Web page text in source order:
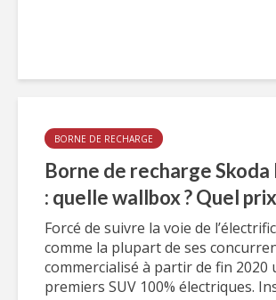
BORNE DE RECHARGE
Borne de recharge Skoda
: quelle wallbox ? Quel
Forcé de suivre la voie de
comme la plupart de ses
commercialisé à partir de fin 2020
premiers SUV 100% électriques.